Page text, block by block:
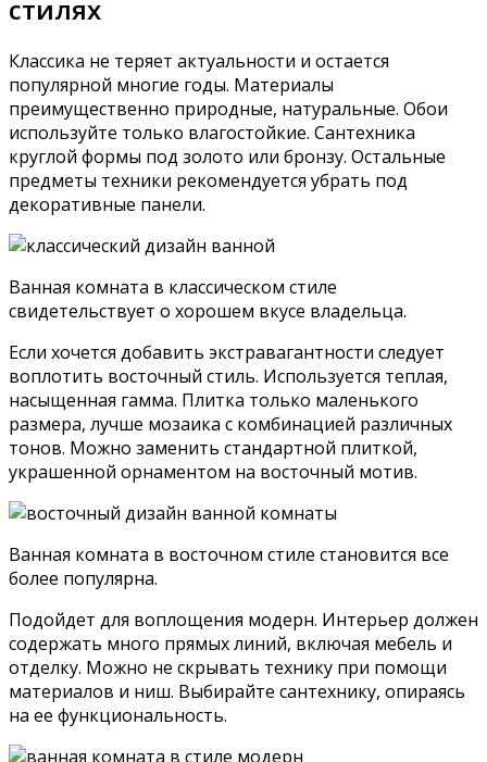
стилях
Классика не теряет актуальности и остается
популярной многие годы. Материалы
преимущественно природные, натуральные. Обои
используйте только влагостойкие. Сантехника
круглой формы под золото или бронзу. Остальные
предметы техники рекомендуется убрать под
декоративные панели.
Ванная комната в классическом стиле
свидетельствует о хорошем вкусе владельца.
Если хочется добавить экстравагантности следует
воплотить восточный стиль. Используется теплая,
насыщенная гамма. Плитка только маленького
размера, лучше мозаика с комбинацией различных
тонов. Можно заменить стандартной плиткой,
украшенной орнаментом на восточный мотив.
Ванная комната в восточном стиле становится все
более популярна.
Подойдет для воплощения модерн. Интерьер должен
содержать много прямых линий, включая мебель и
отделку. Можно не скрывать технику при помощи
материалов и ниш. Выбирайте сантехнику, опираясь
на ее функциональность.